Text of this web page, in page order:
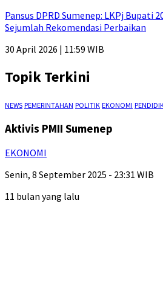
Pansus DPRD Sumenep: LKPj Bupati
Sejumlah Rekomendasi Perbaikan
30 April 2026 | 11:59 WIB
Topik Terkini
NEWS PEMERINTAHAN POLITIK EKONOMI
Aktivis PMII Sumenep
EKONOMI
Senin, 8 September 2025 - 23:31 WIB
11 bulan yang lalu